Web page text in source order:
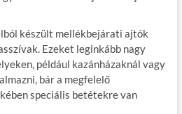
készült mellékbejárati ajtók
Ezeket leginkább nagy
például kazánházaknál vagy
bár a megfelelő
speciális betétekre van